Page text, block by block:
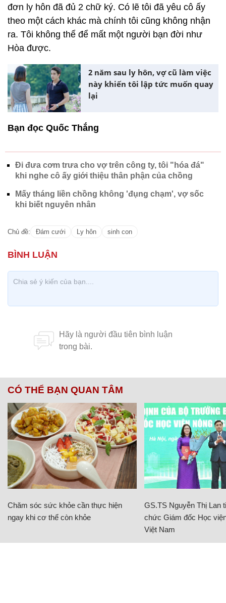
đơn ly hôn đã đủ 2 chữ ký. Có lẽ tôi đã yêu cô ấy
theo một cách khác mà chính tôi cũng không nhận
ra. Tôi không thể để mất một người bạn đời như
Hòa được.
2 năm sau ly hôn, vợ cũ làm việc
này khiến tôi lập tức muốn quay
lại
Bạn đọc Quốc Thắng
Đi đưa cơm trưa cho vợ trên công ty, tôi "hóa đá"
khi nghe cô ấy giới thiệu thân phận của chồng
Mấy tháng liền chồng không 'đụng chạm', vợ sốc
khi biết nguyên nhân
Chủ đề: Đám cưới Ly hôn sinh con
CÓ THỂ BẠN QUAN TÂM
Chăm sóc sức khỏe cần thực hiện
ngay khi cơ thể còn khỏe
GS.TS Nguyễn Thị Lan
chức Giám đốc Học
Việt Nam